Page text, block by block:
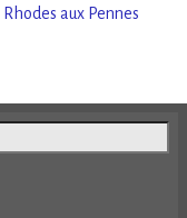
aux Pennes